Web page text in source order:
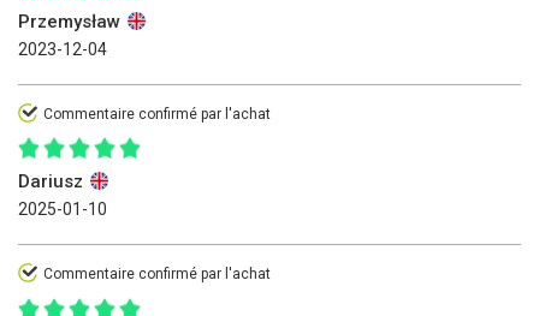
Przemysław
2023-12-04
Commentaire confirmé par l'achat
Dariusz
2025-01-10
Commentaire confirmé par l'achat